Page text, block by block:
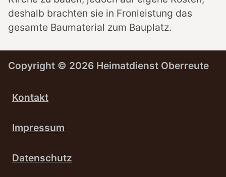
deshalb brachten sie in Fronleistung das
gesamte Baumaterial zum Bauplatz.
Copyright © 2026 Heimatdienst Oberreute
Kontakt
Impressum
Datenschutz